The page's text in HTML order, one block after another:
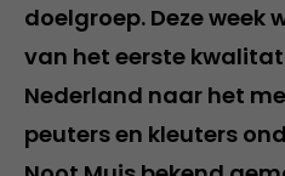
doelgroep. Deze week
van het eerste
Nederland naar het
peuters en kleuters